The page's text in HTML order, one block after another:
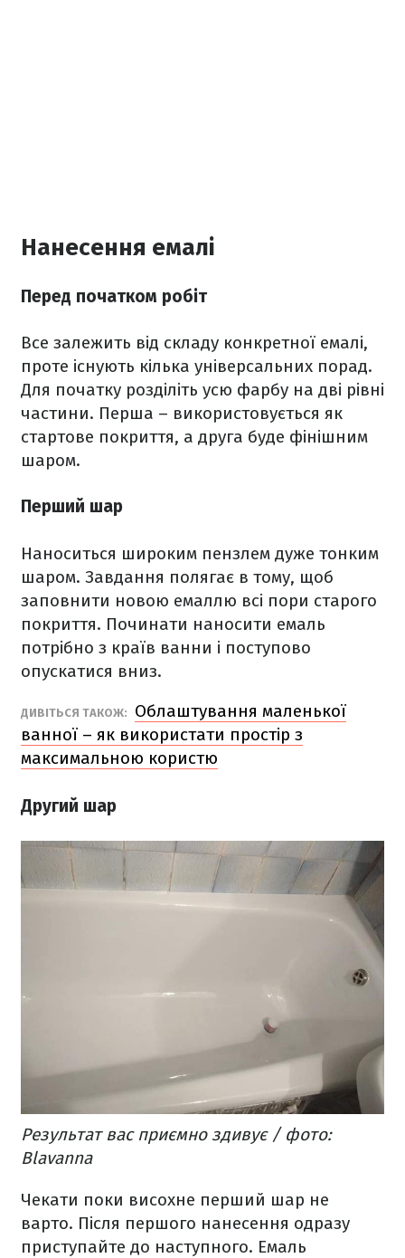
Нанесення емалі
Перед початком робіт
Все залежить від складу конкретної емалі,
проте існують кілька універсальних порад.
Для початку розділіть усю фарбу на дві рівні
частини. Перша – використовується як
стартове покриття, а друга буде фінішним
шаром.
Перший шар
Наноситься широким пензлем дуже тонким
шаром. Завдання полягає в тому, щоб
заповнити новою емаллю всі пори старого
покриття. Починати наносити емаль
потрібно з країв ванни і поступово
опускатися вниз.
ДИВІТЬСЯ ТАКОЖ:
Облаштування маленької
ванної – як використати простір з
максимальною користю
Другий шар
Результат вас приємно здивує / фото:
Blavanna
Чекати поки висохне перший шар не
варто. Після першого нанесення одразу
приступайте до наступного. Емаль